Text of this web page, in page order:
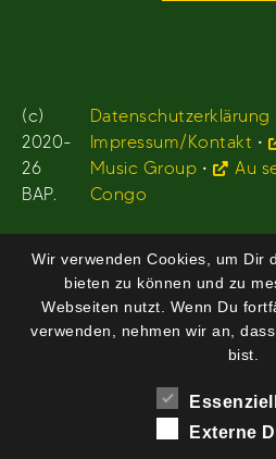
(c)
2020-
26
BAP.
Datenschutzerklärung
Impressum/Kontakt •
Music Group •
Au
Congo
Wir verwenden Cookies, um Dir
bieten zu können und zu
Webseiten nutzt. Wenn Du
verwenden, nehmen wir an,
bist.
Essenziell
Externe